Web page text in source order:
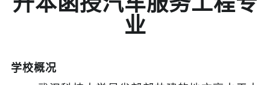
业
学校概况